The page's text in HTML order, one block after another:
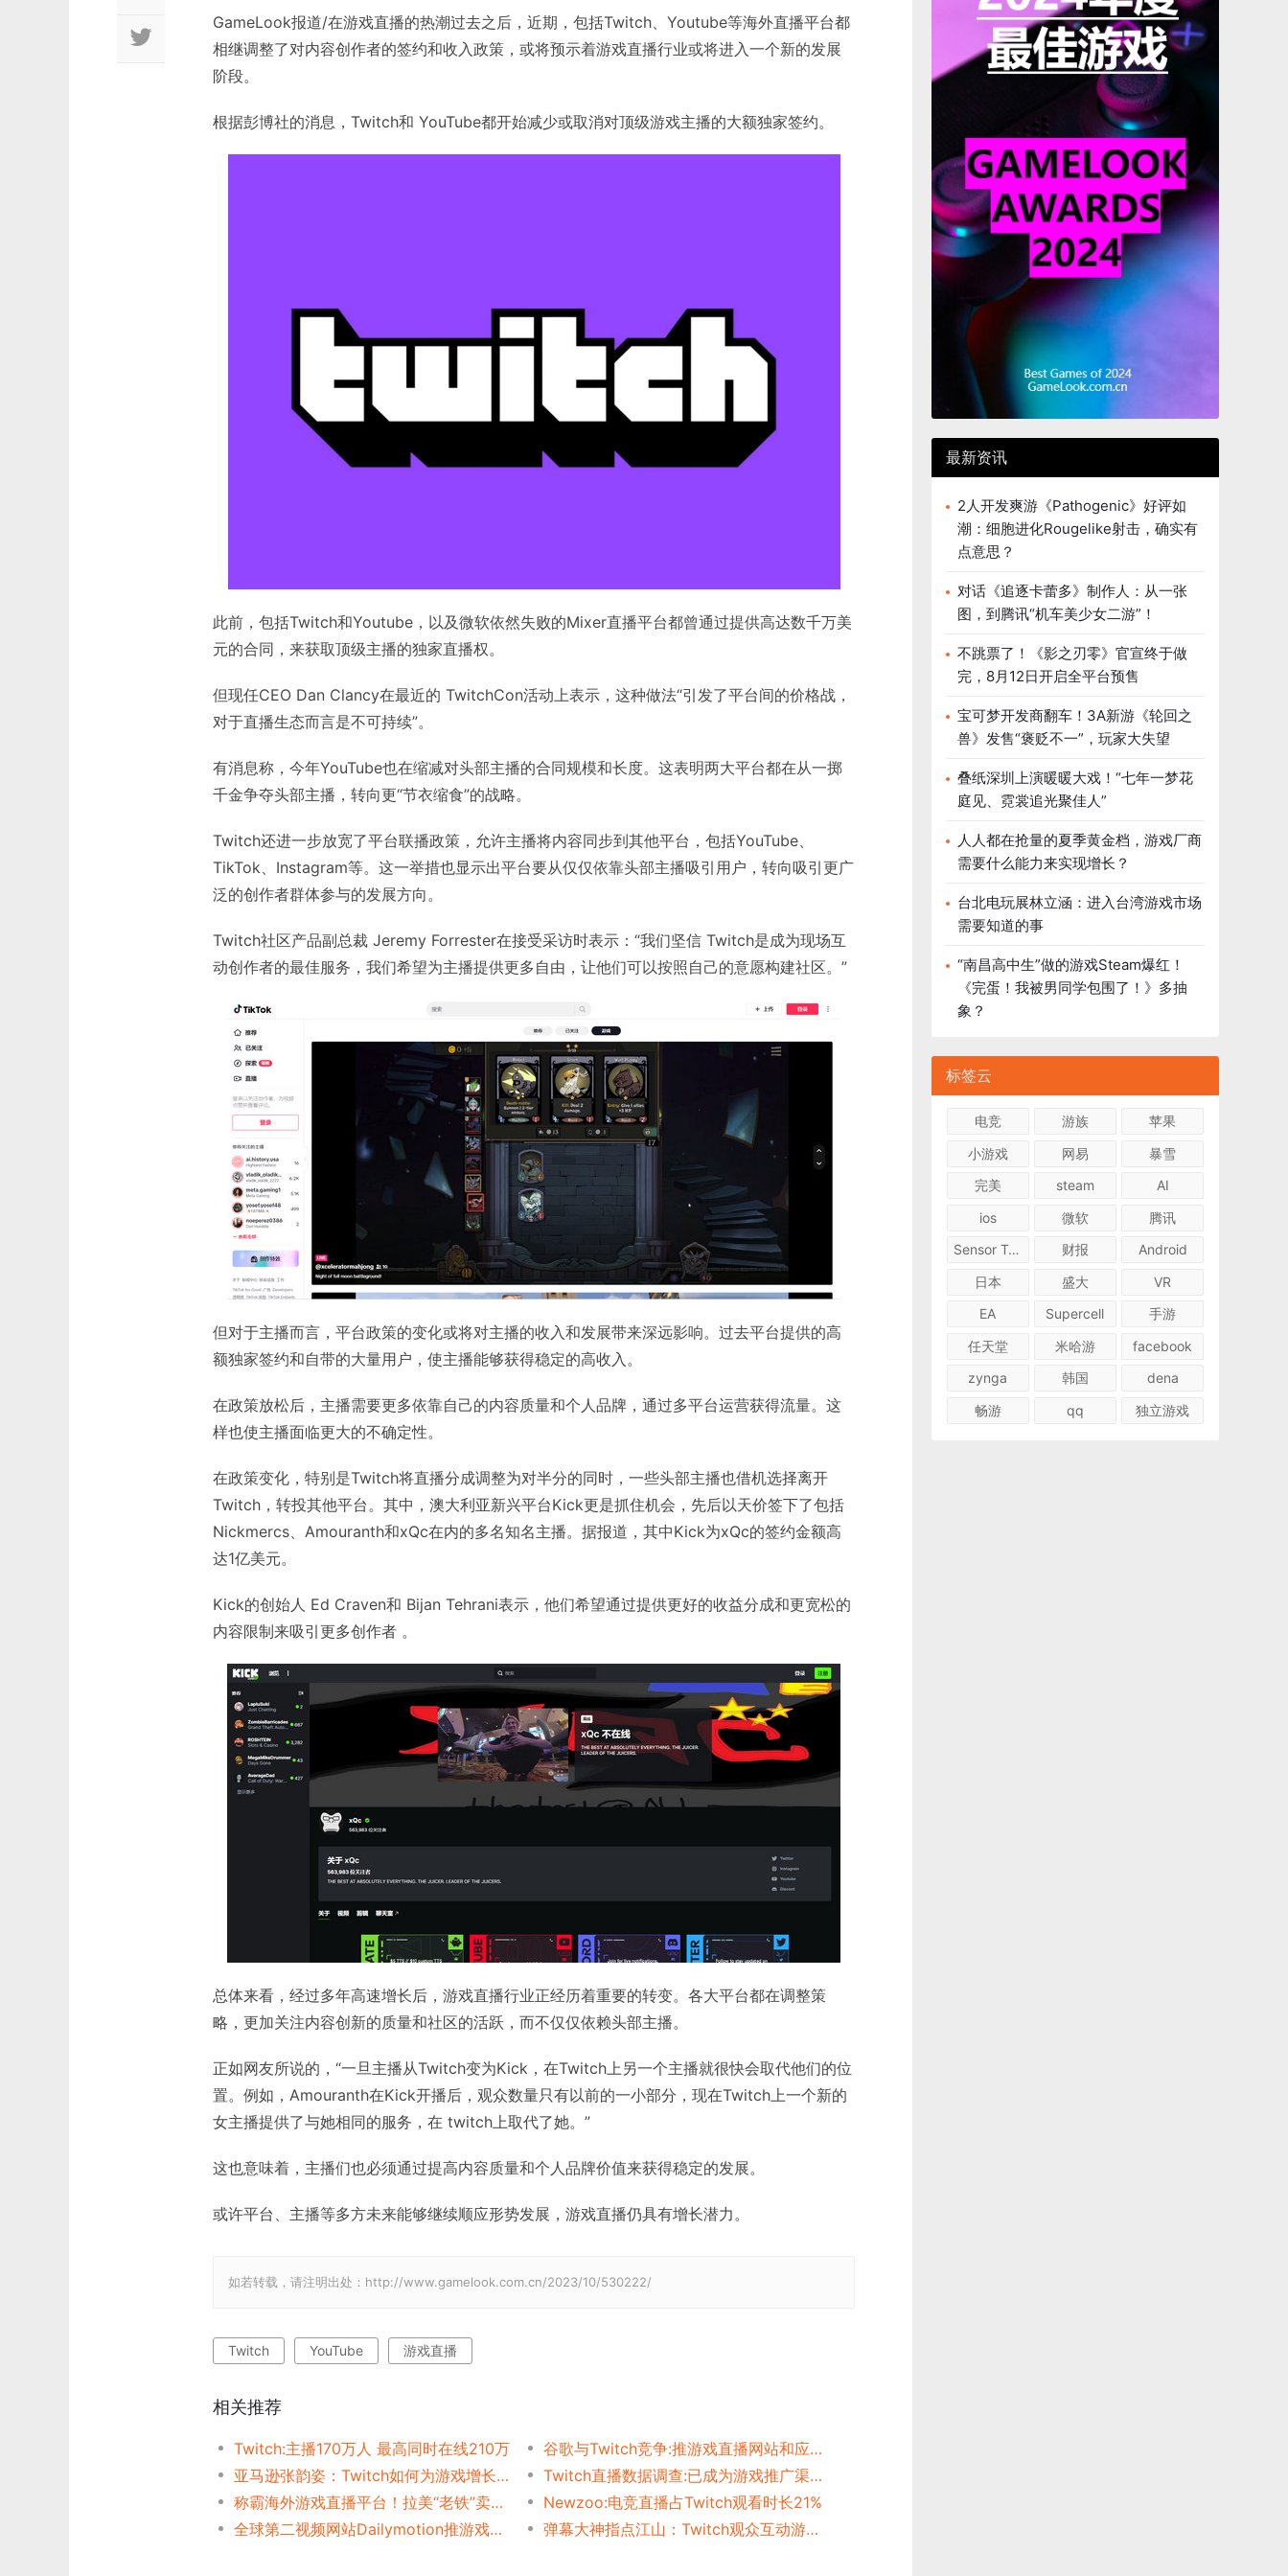
GameLook报道/在游戏直播的热潮过去之后，近期，包括Twitch、Youtube等海外直播平台都
相继调整了对内容创作者的签约和收入政策，或将预示着游戏直播行业或将进入一个新的发展
阶段。
根据彭博社的消息，Twitch和 YouTube都开始减少或取消对顶级游戏主播的大额独家签约。
此前，包括Twitch和Youtube，以及微软依然失败的Mixer直播平台都曾通过提供高达数千万美
元的合同，来获取顶级主播的独家直播权。
但现任CEO Dan Clancy在最近的 TwitchCon活动上表示，这种做法“引发了平台间的价格战，
对于直播生态而言是不可持续”。
有消息称，今年YouTube也在缩减对头部主播的合同规模和长度。这表明两大平台都在从一掷
千金争夺头部主播，转向更“节衣缩食”的战略。
Twitch还进一步放宽了平台联播政策，允许主播将内容同步到其他平台，包括YouTube、
TikTok、Instagram等。这一举措也显示出平台要从仅仅依靠头部主播吸引用户，转向吸引更广
泛的创作者群体参与的发展方向。
Twitch社区产品副总裁 Jeremy Forrester在接受采访时表示：“我们坚信 Twitch是成为现场互
动创作者的最佳服务，我们希望为主播提供更多自由，让他们可以按照自己的意愿构建社区。”
但对于主播而言，平台政策的变化或将对主播的收入和发展带来深远影响。过去平台提供的高
额独家签约和自带的大量用户，使主播能够获得稳定的高收入。
在政策放松后，主播需要更多依靠自己的内容质量和个人品牌，通过多平台运营获得流量。这
样也使主播面临更大的不确定性。
在政策变化，特别是Twitch将直播分成调整为对半分的同时，一些头部主播也借机选择离开
Twitch，转投其他平台。其中，澳大利亚新兴平台Kick更是抓住机会，先后以天价签下了包括
Nickmercs、Amouranth和xQc在内的多名知名主播。据报道，其中Kick为xQc的签约金额高
达1亿美元。
Kick的创始人 Ed Craven和 Bijan Tehrani表示，他们希望通过提供更好的收益分成和更宽松的
内容限制来吸引更多创作者 。
总体来看，经过多年高速增长后，游戏直播行业正经历着重要的转变。各大平台都在调整策
略，更加关注内容创新的质量和社区的活跃，而不仅仅依赖头部主播。
正如网友所说的，“一旦主播从Twitch变为Kick，在Twitch上另一个主播就很快会取代他们的位
置。例如，Amouranth在Kick开播后，观众数量只有以前的一小部分，现在Twitch上一个新的
女主播提供了与她相同的服务，在 twitch上取代了她。”
这也意味着，主播们也必须通过提高内容质量和个人品牌价值来获得稳定的发展。
或许平台、主播等多方未来能够继续顺应形势发展，游戏直播仍具有增长潜力。
如若转载，请注明出处：http://www.gamelook.com.cn/2023/10/530222/
Twitch YouTube 游戏直播
相关推荐
Twitch:主播170万人 最高同时在线210万
谷歌与Twitch竞争:推游戏直播网站和应用
亚马逊张韵姿：Twitch如何为游戏增长创造更多可能？
Twitch直播数据调查:已成为游戏推广渠道
称霸海外游戏直播平台！拉美“老铁”卖游戏有多强？
Newzoo:电竞直播占Twitch观看时长21%
全球第二视频网站Dailymotion推游戏直播
弹幕大神指点江山：Twitch观众互动游戏直播模式引关注
最新资讯
2人开发爽游《Pathogenic》好评如
潮：细胞进化Rougelike射击，确实有
点意思？
对话《追逐卡蕾多》制作人：从一张
图，到腾讯“机车美少女二游”！
不跳票了！《影之刃零》官宣终于做
完，8月12日开启全平台预售
宝可梦开发商翻车！3A新游《轮回之
兽》发售“褒贬不一”，玩家大失望
叠纸深圳上演暖暖大戏！“七年一梦花
庭见、霓裳追光聚佳人”
人人都在抢量的夏季黄金档，游戏厂商
需要什么能力来实现增长？
台北电玩展林立涵：进入台湾游戏市场
需要知道的事
“南昌高中生”做的游戏Steam爆红！
《完蛋！我被男同学包围了！》多抽
象？
标签云
电竞 游族
苹果
小游戏
网易
暴雪
完美
steam
AI
ios
微软
腾讯
Sensor Tower
财报
Android
日本
盛大
VR
EA
Supercell
手游
任天堂
米哈游
facebook
zynga
韩国
dena
畅游
qq 独立游戏